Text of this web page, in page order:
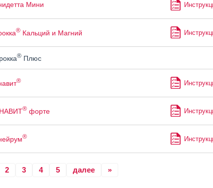
Мини
®Кальций и Магний
®Плюс
®
®форте
®
2 3 4 5 далее »